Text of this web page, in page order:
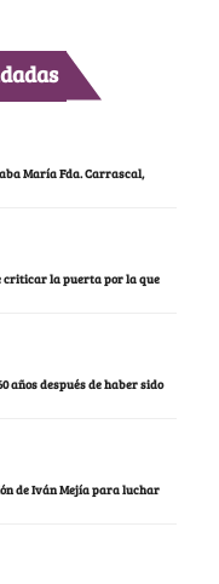
María Fda. Carrascal,
criticar la puerta por la que
años después de haber sido
de Iván Mejía para luchar